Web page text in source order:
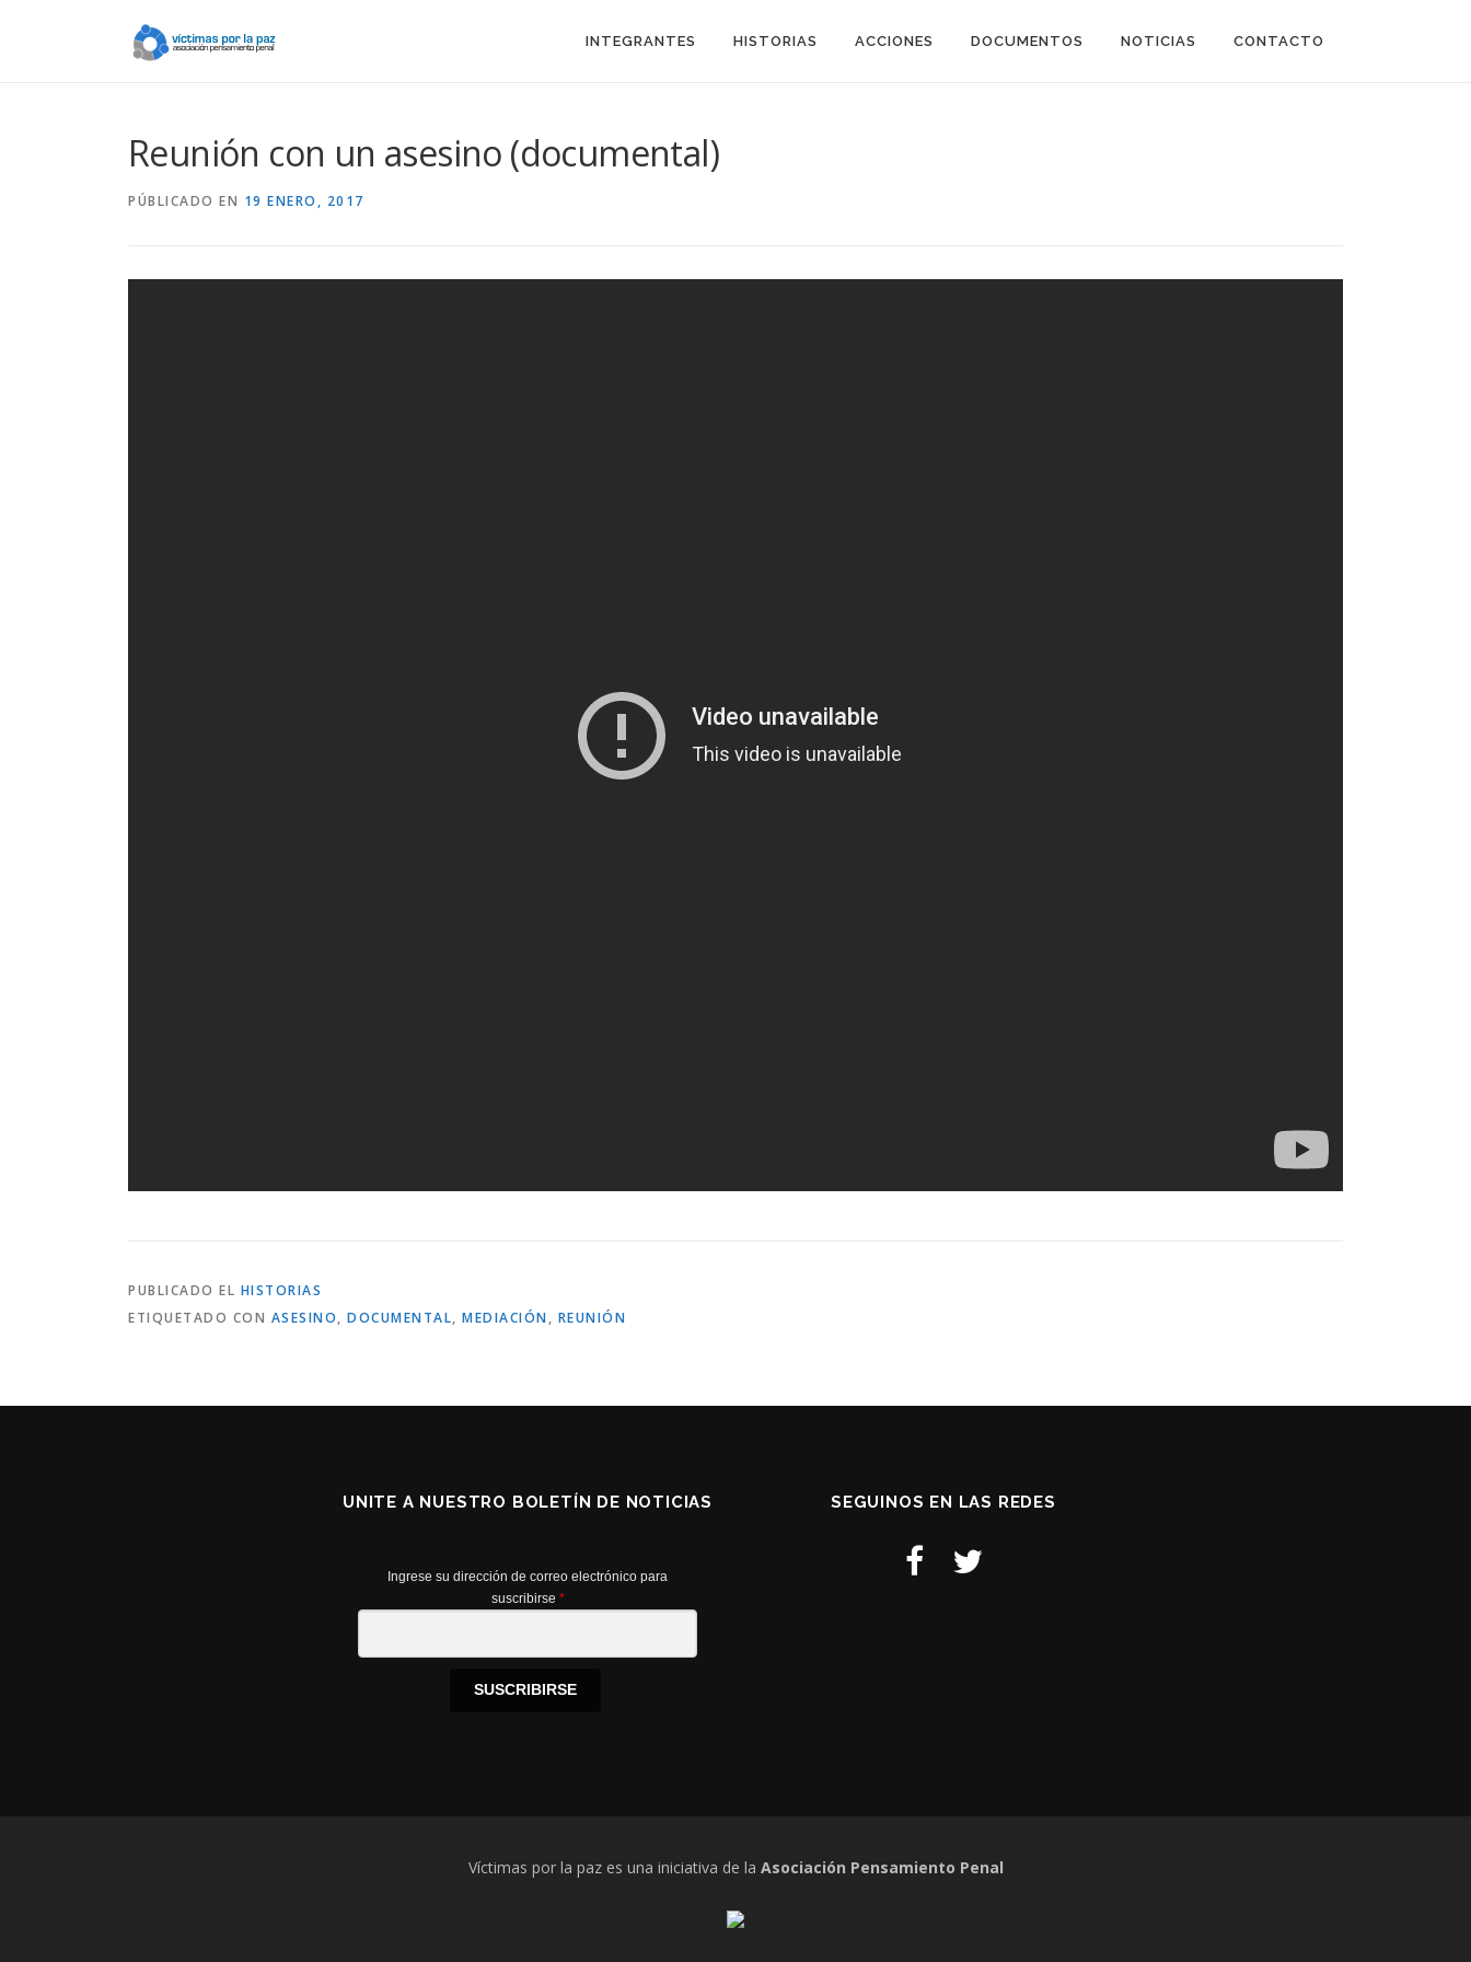
INTEGRANTES HISTORIAS ACCIONES DOCUMENTOS NOTICIAS CONTACTO
Reunión con un asesino (documental)
PÚBLICADO EN 19 ENERO, 2017
PUBLICADO EL HISTORIAS
ETIQUETADO CON ASESINO, DOCUMENTAL, MEDIACIÓN, REUNIÓN
UNITE A NUESTRO BOLETÍN DE NOTICIAS
Ingrese su dirección de correo electrónico para
suscribirse *
SUSCRIBIRSE
SEGUINOS EN LAS REDES
Víctimas por la paz es una iniciativa de la Asociación Pensamiento Penal